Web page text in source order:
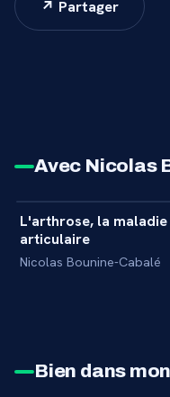
↗ Partager
Avec Nicolas
INTERVIEW
L'arthrose, la maladie
articulaire
Nicolas Bounine-Cabalé
Bien dans